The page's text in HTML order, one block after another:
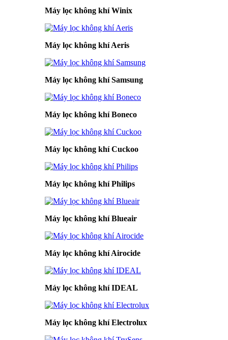
Máy lọc không khí Winix
Máy lọc không khí Aeris
Máy lọc không khí Samsung
Máy lọc không khí Boneco
Máy lọc không khí Cuckoo
Máy lọc không khí Philips
Máy lọc không khí Blueair
Máy lọc không khí Airocide
Máy lọc không khí IDEAL
Máy lọc không khí Electrolux